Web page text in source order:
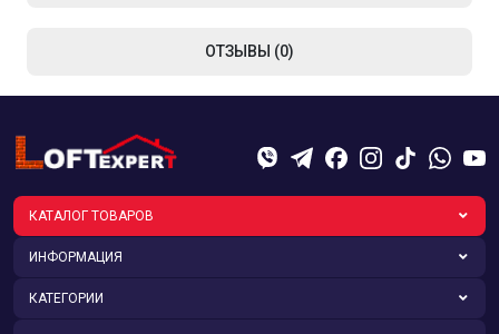
ОТЗЫВЫ (0)
КАТАЛОГ ТОВАРОВ
ИНФОРМАЦИЯ
КАТЕГОРИИ